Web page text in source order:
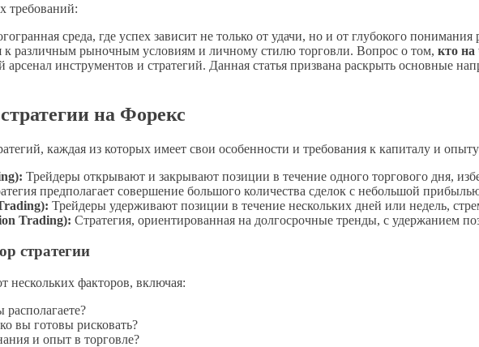
требований:
среда, где успех зависит не только от удачи, но и от глубокого
к различным рыночным условиям и личному стилю торговли. Вопрос о том, кто на
инструментов и стратегий. Данная статья призвана раскрыть основные
на Форекс
каждая из которых имеет свои особенности и требования к капиталу и
Трейдеры открывают и закрывают позиции в течение одного торгового дня,
предполагает совершение большого количества сделок с небольшой
Трейдеры удерживают позиции в течение нескольких дней или недель,
Trading): Стратегия, ориентированная на долгосрочные тренды, с удержанием
стратегии
нескольких факторов, включая:
вы готовы рисковать?
и опыт в торговле?